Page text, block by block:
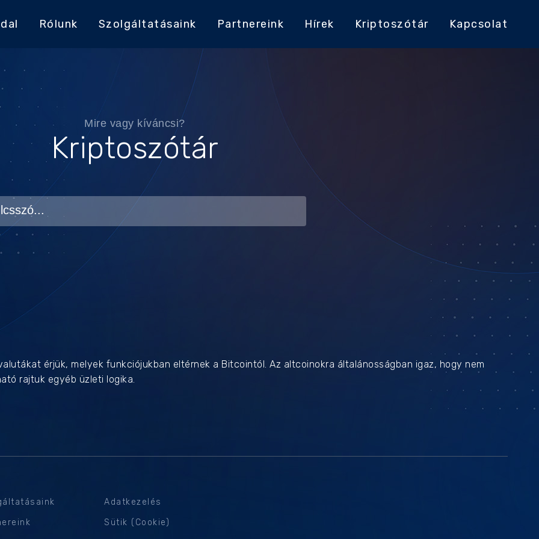
Rólunk Szolgáltatásaink Partnereink Hírek Kriptoszótár Kapcsolat
Mire vagy kíváncsi?
Kriptoszótár
érjük, melyek funkciójukban eltérnek a Bitcointól. Az altcoinokra általánosságban igaz, hogy nem
rajtuk egyéb üzleti logika.
Adatkezelés
Sütik (Cookie)